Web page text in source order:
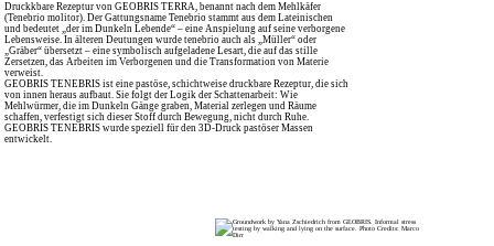
Druckkbare Rezeptur von GEOBRIS TERRA, benannt nach dem Mehlkäfer
(Tenebrio molitor). Der Gattungsname Tenebrio stammt aus dem Lateinischen
und bedeutet „der im Dunkeln Lebende“ – eine Anspielung auf seine verborgene
Lebensweise. In älteren Deutungen wurde tenebrio auch als „Müller“ oder
„Gräber“ übersetzt – eine symbolisch aufgeladene Lesart, die auf das stille
Zersetzen, das Arbeiten im Verborgenen und die Transformation von Materie
verweist.
GEOBRIS TENEBRIS ist eine pastöse, schichtweise druckbare Rezeptur, die sich
von innen heraus aufbaut. Sie folgt der Logik der Schattenarbeit: Wie
Mehlwürmer, die im Dunkeln Gänge graben, Material zerlegen und Räume
schaffen, verfestigt sich dieser Stoff durch Bewegung, nicht durch Ruhe.
GEOBRIS TENEBRIS wurde speziell für den 3D-Druck pastöser Massen
entwickelt.